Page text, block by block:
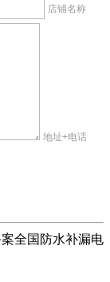
店铺名称
地址+电话
全国防水补漏电